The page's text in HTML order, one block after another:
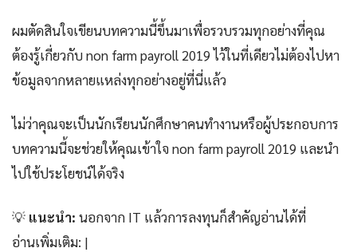
ผมตัดสินใจเขียนบทความนี้ขึ้นมาเพื่อรวบรวมทุกอย่างที่คุณ
ต้องรู้เกี่ยวกับ non farm payroll 2019 ไว้ในที่เดียวไม่ต้องไปหา
ข้อมูลจากหลายแหล่งทุกอย่างอยู่ที่นี่แล้ว
ไม่ว่าคุณจะเป็นนักเรียนนักศึกษาคนทำงานหรือผู้ประกอบการ
บทความนี้จะช่วยให้คุณเข้าใจ non farm payroll 2019 และนำ
ไปใช้ประโยชน์ได้จริง
💡 แนะนำ: นอกจาก IT แล้วการลงทุนก็สำคัญอ่านได้ที่
อ่านเพิ่มเติม: |